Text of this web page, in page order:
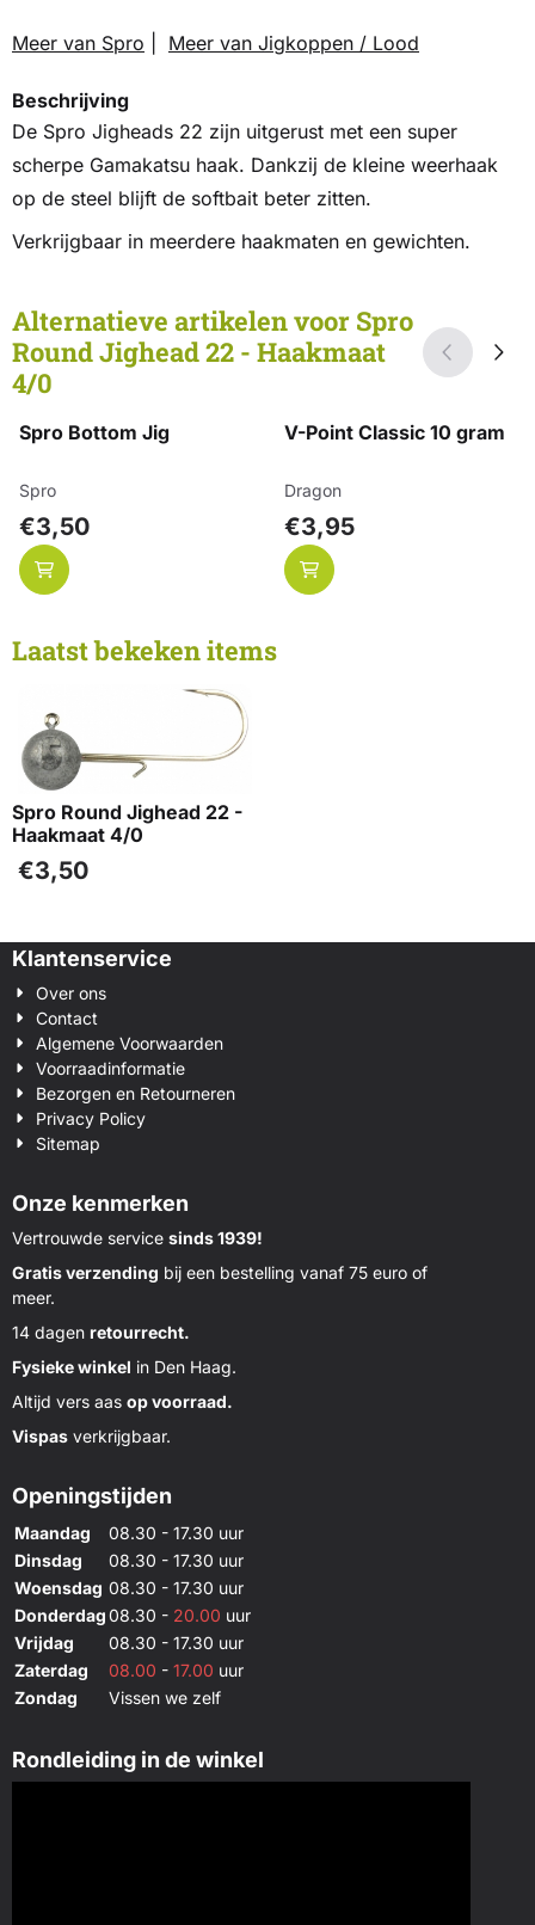
Meer van Spro Meer van Jigkoppen / Lood
Beschrijving
De Spro Jigheads 22 zijn uitgerust met een super
scherpe Gamakatsu haak. Dankzij de kleine weerhaak
op de steel blijft de softbait beter zitten.
Verkrijgbaar in meerdere haakmaten en gewichten.
Alternatieve artikelen voor Spro
Round Jighead 22 - Haakmaat
4/0
Spro Bottom Jig
Merk:
Spro
Prijs: 3,50
€3,50
V-Point Classic 10 gram
Merk:
Dragon
Prijs: 3,95
€3,95
Laatst bekeken items
Spro Round Jighead 22 -
Haakmaat 4/0
€3,50
Klantenservice
Over ons
Contact
Algemene Voorwaarden
Voorraadinformatie
Bezorgen en Retourneren
Privacy Policy
Sitemap
Onze kenmerken
Vertrouwde service sinds 1939!
Gratis verzending bij een bestelling vanaf 75 euro of
meer.
14 dagen retourrecht.
Fysieke winkel in Den Haag.
Altijd vers aas op voorraad.
Vispas verkrijgbaar.
Openingstijden
Maandag
08.30 - 17.30 uur
Dinsdag
08.30 - 17.30 uur
Woensdag 08.30 - 17.30 uur
Donderdag08.30 - 20.00 uur
Vrijdag
08.30 - 17.30 uur
Zaterdag
08.00 - 17.00 uur
Zondag
Vissen we zelf
Rondleiding in de winkel